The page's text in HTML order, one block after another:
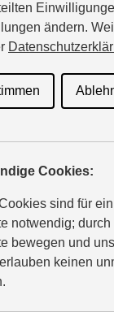
ändern.
Cookies:
sind für
notwendig;
bewegen und
keinen
bzw.
„X-